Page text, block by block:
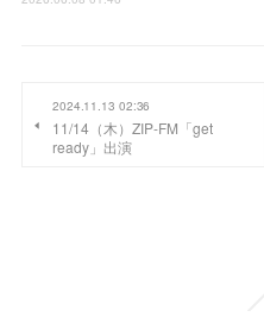
2024.11.13 02:36
11/14（木）ZIP-FM「get
ready」出演